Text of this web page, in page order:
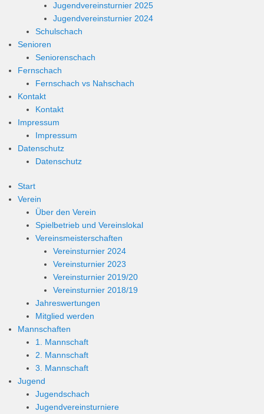
Jugendvereinsturnier 2025
Jugendvereinsturnier 2024
Schulschach
Senioren
Seniorenschach
Fernschach
Fernschach vs Nahschach
Kontakt
Kontakt
Impressum
Impressum
Datenschutz
Datenschutz
Start
Verein
Über den Verein
Spielbetrieb und Vereinslokal
Vereinsmeisterschaften
Vereinsturnier 2024
Vereinsturnier 2023
Vereinsturnier 2019/20
Vereinsturnier 2018/19
Jahreswertungen
Mitglied werden
Mannschaften
1. Mannschaft
2. Mannschaft
3. Mannschaft
Jugend
Jugendschach
Jugendvereinsturniere